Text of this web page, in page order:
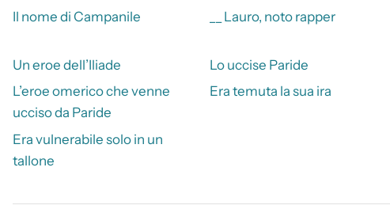
Il nome di Campanile __ Lauro, noto rapper
Un eroe dell’Iliade
Lo uccise Paride
L’eroe omerico che venne
ucciso da Paride
Era temuta la sua ira
Era vulnerabile solo in un
tallone